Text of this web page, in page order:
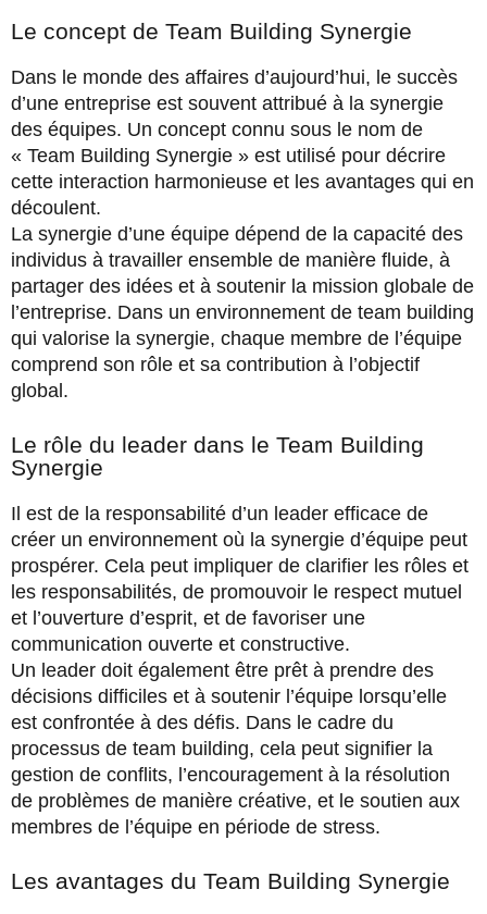
Le concept de Team Building Synergie
Dans le monde des affaires d’aujourd’hui, le succès
d’une entreprise est souvent attribué à la synergie
des équipes. Un concept connu sous le nom de
« Team Building Synergie » est utilisé pour décrire
cette interaction harmonieuse et les avantages qui en
découlent.
La synergie d’une équipe dépend de la capacité des
individus à travailler ensemble de manière fluide, à
partager des idées et à soutenir la mission globale de
l’entreprise. Dans un environnement de team building
qui valorise la synergie, chaque membre de l’équipe
comprend son rôle et sa contribution à l’objectif
global.
Le rôle du leader dans le Team Building
Synergie
Il est de la responsabilité d’un leader efficace de
créer un environnement où la synergie d’équipe peut
prospérer. Cela peut impliquer de clarifier les rôles et
les responsabilités, de promouvoir le respect mutuel
et l’ouverture d’esprit, et de favoriser une
communication ouverte et constructive.
Un leader doit également être prêt à prendre des
décisions difficiles et à soutenir l’équipe lorsqu’elle
est confrontée à des défis. Dans le cadre du
processus de team building, cela peut signifier la
gestion de conflits, l’encouragement à la résolution
de problèmes de manière créative, et le soutien aux
membres de l’équipe en période de stress.
Les avantages du Team Building Synergie